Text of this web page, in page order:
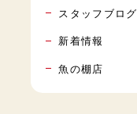
スタッフブログ
新着情報
魚の棚店